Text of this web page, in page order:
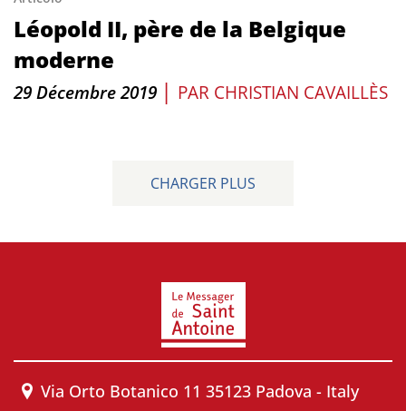
Léopold II, père de la Belgique
moderne
29 Décembre 2019 | PAR CHRISTIAN CAVAILLÈS
CHARGER PLUS
Via Orto Botanico 11 35123 Padova - Italy